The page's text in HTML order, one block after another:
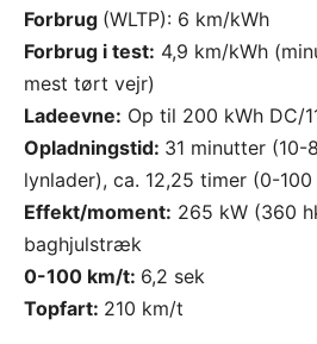
Forbrug (WLTP): 6 km/kWh
Forbrug i test: 4,9 km/kWh
mest tørt vejr)
Ladeevne: Op til 200 kWh DC/
Opladningstid: 31 minutter (10-
lynlader), ca. 12,25 timer (0-100
Effekt/moment: 265 kW (360
baghjulstræk
0-100 km/t: 6,2 sek
Topfart: 210 km/t